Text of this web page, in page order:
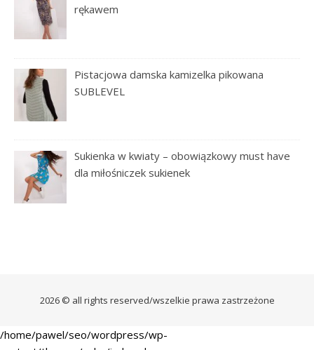
rękawem
Pistacjowa damska kamizelka pikowana
SUBLEVEL
Sukienka w kwiaty – obowiązkowy must have
dla miłośniczek sukienek
2026 © all rights reserved/wszelkie prawa zastrzeżone
/home/pawel/seo/wordpress/wp-